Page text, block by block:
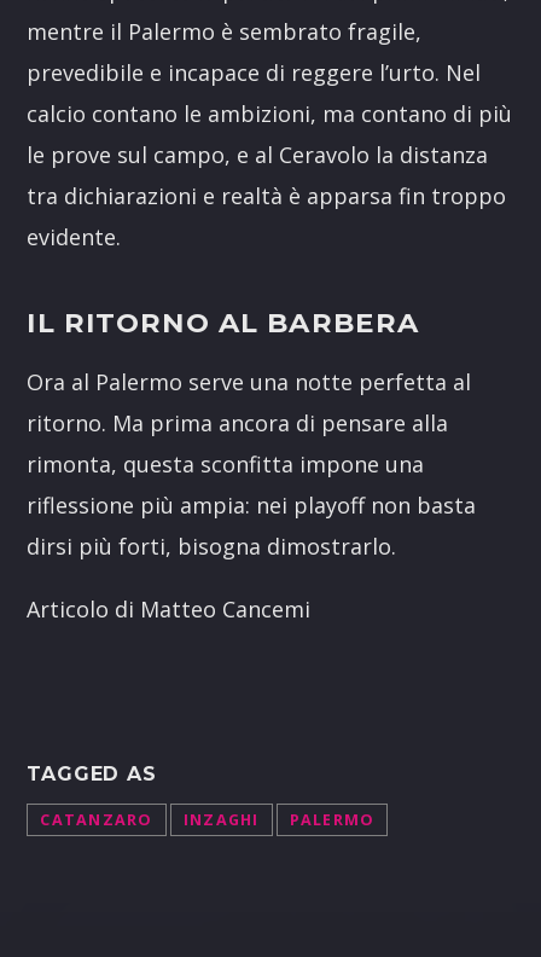
mentre il Palermo è sembrato fragile,
prevedibile e incapace di reggere l’urto. Nel
calcio contano le ambizioni, ma contano di più
le prove sul campo, e al Ceravolo la distanza
tra dichiarazioni e realtà è apparsa fin troppo
evidente.
IL RITORNO AL BARBERA
Ora al Palermo serve una notte perfetta al
ritorno. Ma prima ancora di pensare alla
rimonta, questa sconfitta impone una
riflessione più ampia: nei playoff non basta
dirsi più forti, bisogna dimostrarlo.
Articolo di Matteo Cancemi
TAGGED AS
CATANZARO INZAGHI PALERMO